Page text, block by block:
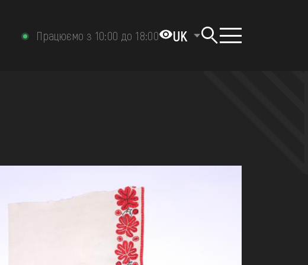
Працюємо з 10:00 до 18:00 UK